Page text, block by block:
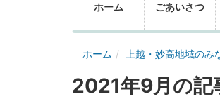
ホーム ごあいさつ
ホーム 上越・妙高地域のみ
2021年9月の記